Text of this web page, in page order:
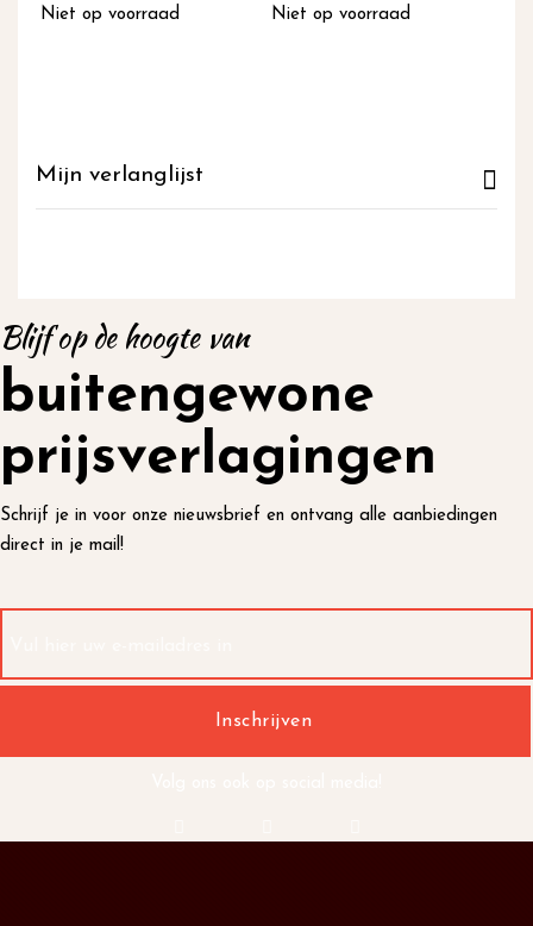
Niet op voorraad Niet op voorraad
Mijn verlanglijst
Blijf op de hoogte van
buitengewone
prijsverlagingen
Schrijf je in voor onze nieuwsbrief en ontvang alle aanbiedingen
direct in je mail!